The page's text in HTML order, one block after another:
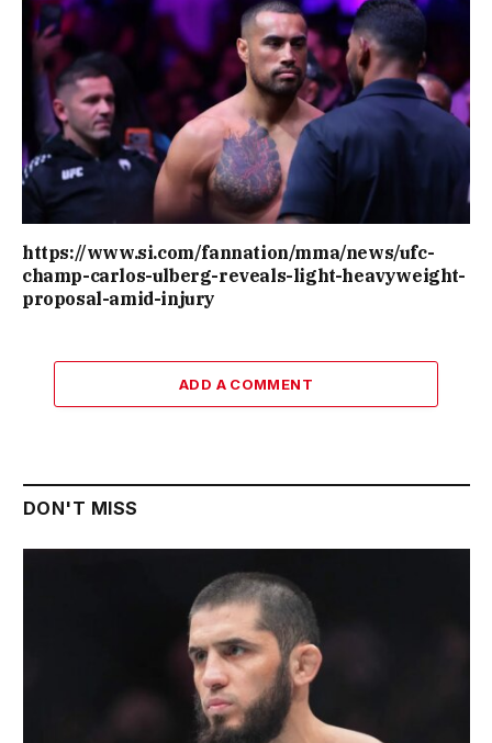
https://www.si.com/fannation/mma/news/ufc-
champ-carlos-ulberg-reveals-light-heavyweight-
proposal-amid-injury
ADD A COMMENT
DON'T MISS